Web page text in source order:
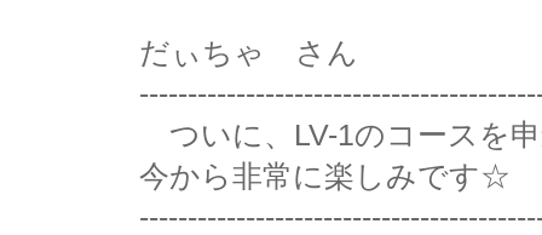
だぃちゃ さん
ついに、LV-1のコースを
今から非常に楽しみです☆